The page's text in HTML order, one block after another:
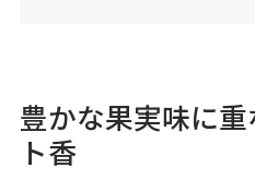
豊かな果実味に
ト香